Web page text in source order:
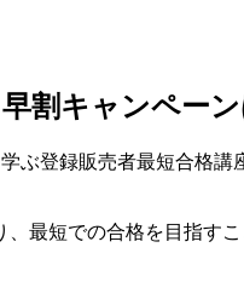
割キャンペー
ぶ登録販売者最短合格講
最短での合格を目指すこ